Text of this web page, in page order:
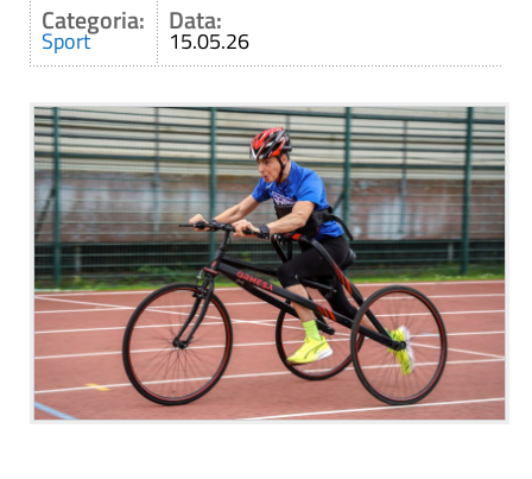
Categoria:
Sport
Data:
15.05.26